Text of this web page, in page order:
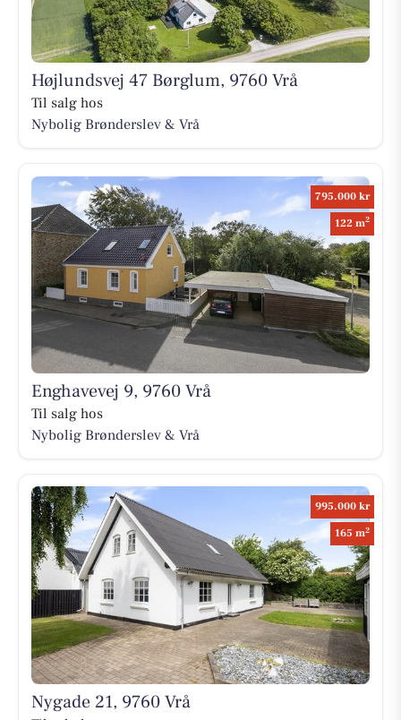
Højlundsvej 47 Børglum, 9760 Vrå
Til salg hos
Nybolig Brønderslev & Vrå
795.000 kr
122 m2
Enghavevej 9, 9760 Vrå
Til salg hos
Nybolig Brønderslev & Vrå
995.000 kr
165 m2
Nygade 21, 9760 Vrå